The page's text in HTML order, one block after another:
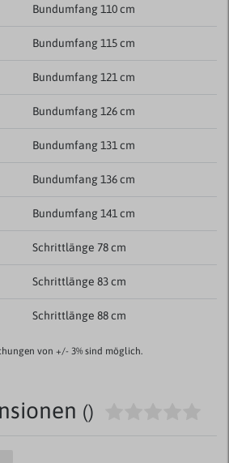
Bundumfang 110 cm
Bundumfang 115 cm
Bundumfang 121 cm
Bundumfang 126 cm
Bundumfang 131 cm
Bundumfang 136 cm
Bundumfang 141 cm
Schrittlänge 78 cm
Schrittlänge 83 cm
Schrittlänge 88 cm
von +/- 3% sind möglich.
()